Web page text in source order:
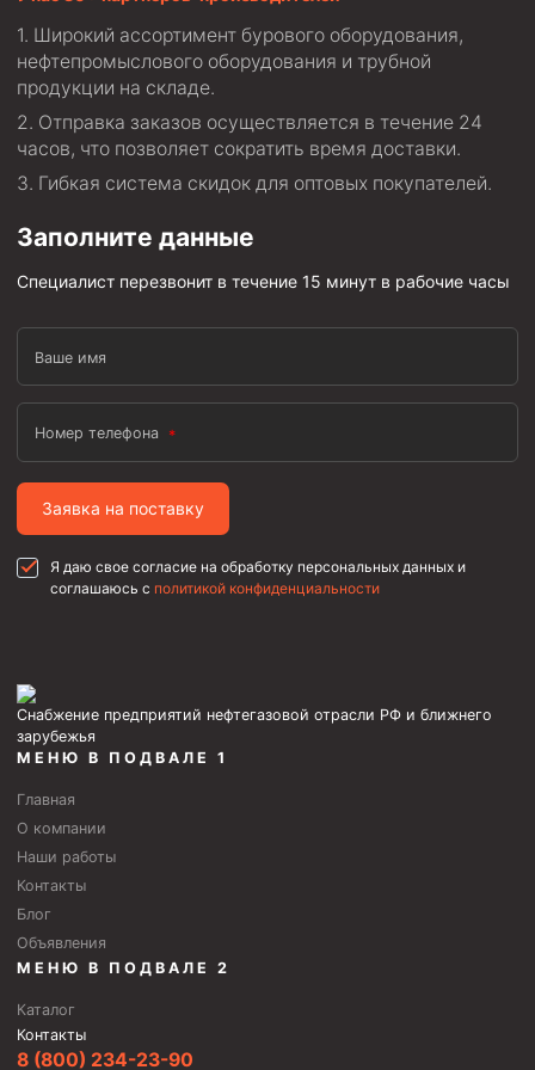
Скреперы механические
Штанголовки
Удочки ловильные
Труболовки
Шламометаллоуловитель ШМУ
заводным зубом
Магнитные ловители
Фрезеры арбузообразные
Фрезеры стартово-оконные
Печати свинцовые
Калибраторы расширители
Фрезеры Барракуда
Фрезеры пилотные
Ключи
Фрезерующие инструменты
Клинья — отклонители
Колокола ловильные
Быстроразъёмные соединения (БРС)
Рукава буровые
Стропы
Стропы канатные ВК
Широкий ассортимент бурового оборудования,
нефтепромыслового оборудования и трубной
продукции на складе.
Отправка заказов осуществляется в течение 24
часов, что позволяет сократить время доставки.
Гибкая система скидок для оптовых покупателей.
Заполните данные
Специалист перезвонит в течение 15 минут в рабочие часы
Ваше имя
Номер телефона
Заявка на поставку
Я даю свое согласие на обработку персональных данных и
соглашаюсь с политикой конфиденциальности
Снабжение предприятий нефтегазовой отрасли РФ и ближнего
зарубежья
МЕНЮ В ПОДВАЛЕ 1
Главная
О компании
Наши работы
Контакты
Блог
Объявления
МЕНЮ В ПОДВАЛЕ 2
Каталог
Контакты
8 (800) 234-23-90